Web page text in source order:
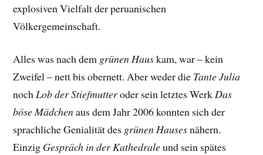
explosiven Vielfalt der peruanischen
Völkergemeinschaft.
Alles was nach dem grünen Hauskam, war – kein
Zweifel – nett bis obernett. Aber weder die Tante Julia
nochLob der Stiefmutteroder sein letztes WerkDas
böse Mädchenaus dem Jahr 2006 konnten sich der
sprachliche Genialität des grünen Hausesnähern.
Einzig Gespräch in der Kathedraleund sein spätes